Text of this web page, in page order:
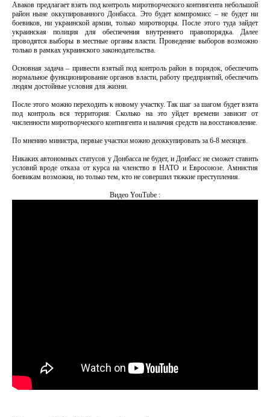
Аваков предлагает взять под контроль миротворческого контингента небольшой
район ныне оккупированного Донбасса. Это будет компромисс – не будет ни
боевиков, ни украинской армии, только миротворцы. После этого туда зайдет
украинская полиция для обеспечения внутреннего правопорядка. Далее
проводятся выборы в местные органы власти. Проведение выборов возможно
только в рамках украинского законодательства.
Основная задача – привести взятый под контроль район в порядок, обеспечить
нормальное функционирование органов власти, работу предприятий, обеспечить
людям достойные условия для жизни.
После этого можно переходить к новому участку. Так шаг за шагом будет взята
под контроль вся территория. Сколько на это уйдет времени зависит от
численности миротворческого контингента и наличия средств на восстановление.
По мнению министра, первые участки можно деоккупировать за 6-8 месяцев.
Никаких автономных статусов у Донбасса не будет, и Донбасс не сможет ставить
условий вроде отказа от курса на членство в НАТО и Евросоюзе. Амнистия
боевикам возможна, но только тем, кто не совершил тяжкие преступления.
Видео YouTube :